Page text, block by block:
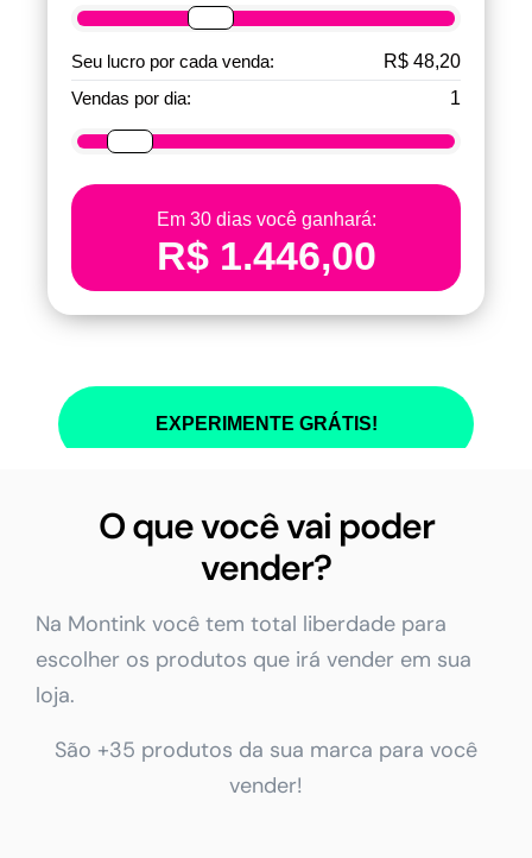
O que você vai poder
vender?
Na Montink você tem total liberdade para
escolher os produtos que irá vender em sua
loja.
São +35 produtos da sua marca para você
vender!